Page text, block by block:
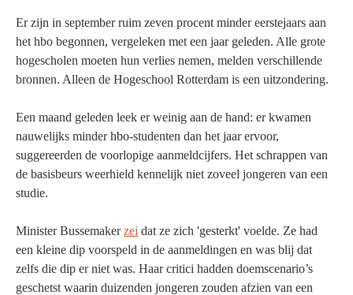
Er zijn in september ruim zeven procent minder eerstejaars aan
het hbo begonnen, vergeleken met een jaar geleden. Alle grote
hogescholen moeten hun verlies nemen, melden verschillende
bronnen. Alleen de Hogeschool Rotterdam is een uitzondering.
Een maand geleden leek er weinig aan de hand: er kwamen
nauwelijks minder hbo-studenten dan het jaar ervoor,
suggereerden de voorlopige aanmeldcijfers. Het schrappen van
de basisbeurs weerhield kennelijk niet zoveel jongeren van een
studie.
Minister Bussemakerzei dat ze zich 'gesterkt' voelde. Ze had
een kleine dip voorspeld in de aanmeldingen en was blij dat
zelfs die dip er niet was. Haar critici hadden doemscenario’s
geschetst waarin duizenden jongeren zouden afzien van een